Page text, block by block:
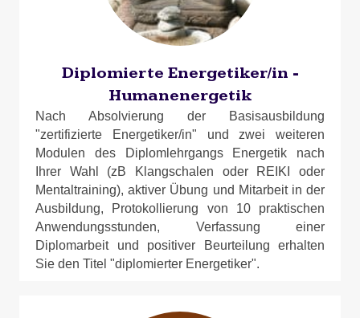
Diplomierte Energetiker/in -
Humanenergetik
Nach Absolvierung der Basisausbildung
"zertifizierte Energetiker/in" und zwei weiteren
Modulen des Diplomlehrgangs Energetik nach
Ihrer Wahl (zB Klangschalen oder REIKI oder
Mentaltraining), aktiver Übung und Mitarbeit in der
Ausbildung, Protokollierung von 10 praktischen
Anwendungsstunden, Verfassung einer
Diplomarbeit und positiver Beurteilung erhalten
Sie den Titel "diplomierter Energetiker".